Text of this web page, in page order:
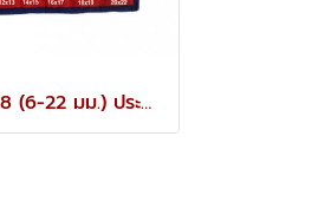
TPQ-TRDES8 (6-22 มม.) ประแจปากตายชุด 8 ตัว TOREX